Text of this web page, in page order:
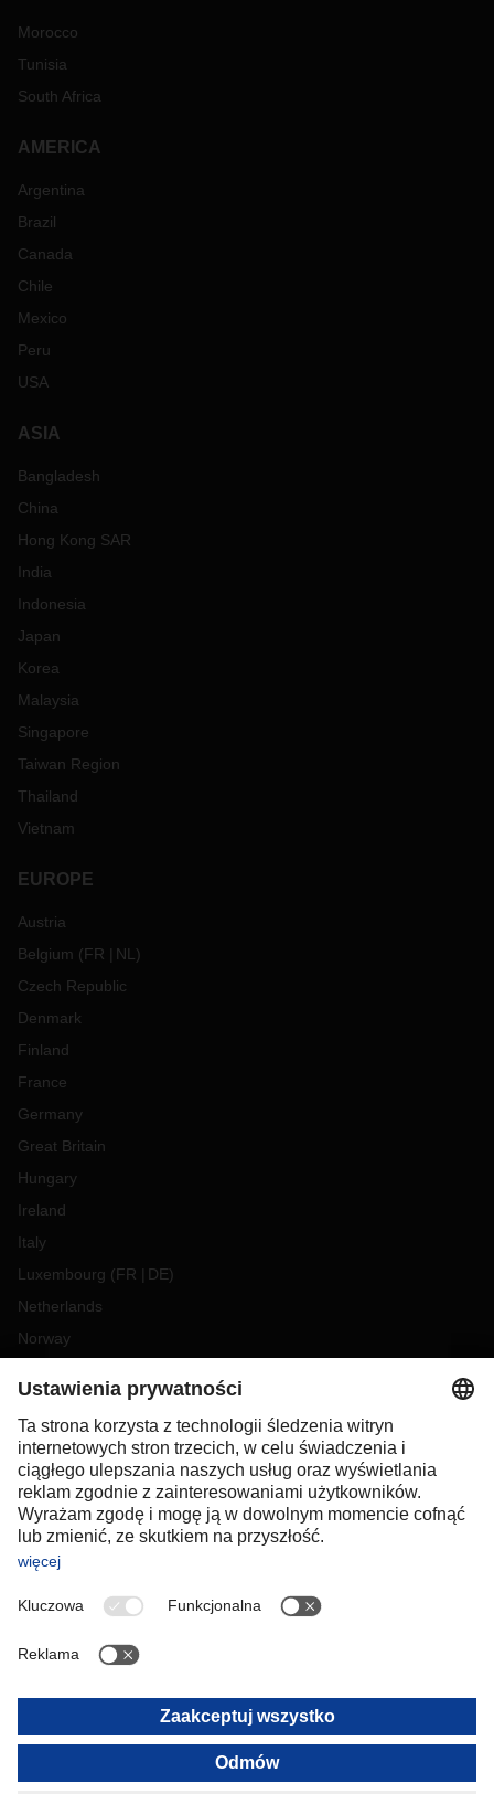
Morocco
Tunisia
South Africa
AMERICA
Argentina
Brazil
Canada
Chile
Mexico
Peru
USA
ASIA
Bangladesh
China
Hong Kong SAR
India
Indonesia
Japan
Korea
Malaysia
Singapore
Taiwan Region
Thailand
Vietnam
EUROPE
Austria
Belgium (FR NL )
Czech Republic
Denmark
Finland
France
Germany
Great Britain
Hungary
Ireland
Italy
Luxembourg (FR DE)
Netherlands
Norway
Romania
Slovakia
Spain
Sweden
Switzerland
OCEANIA